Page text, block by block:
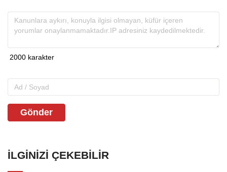
Gönder
İLGINIZI ÇEKEBILIR